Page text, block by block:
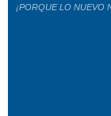
¡PORQUE LO NUEVO